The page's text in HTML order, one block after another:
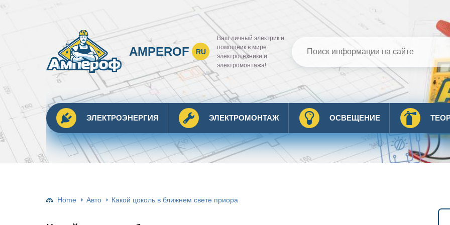
AMPEROF RU
Ваш личный электрик и
помощник в мире
электротехники и
электромонтажа!
ЭЛЕКТРОЭНЕРГИЯ ЭЛЕКТРОМОНТАЖ ОСВЕЩЕНИЕ
Home Авто Какой цоколь в ближнем свете приора